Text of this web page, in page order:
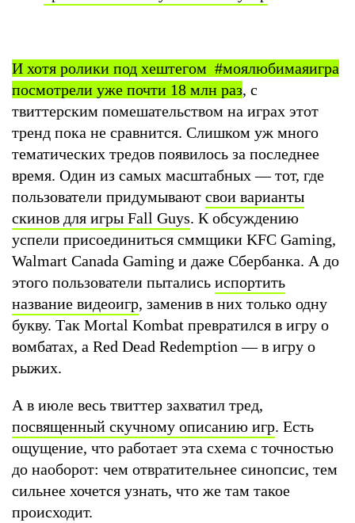
И хотя ролики под хештегом #моялюбимаяигра
посмотрели уже почти 18 млн раз, с
твиттерским помешательством на играх этот
тренд пока не сравнится. Слишком уж много
тематических тредов появилось за последнее
время. Один из самых масштабных — тот, где
пользователи придумывают свои варианты
скинов для игры Fall Guys. К обсуждению
успели присоединиться сммщики KFC Gaming,
Walmart Canada Gaming и даже Сбербанка. А до
этого пользователи пытались испортить
название видеоигр, заменив в них только одну
букву. Так Mortal Kombat превратился в игру о
вомбатах, а Red Dead Redemption — в игру о
рыжих.
А в июле весь твиттер захватил тред,
посвященный скучному описанию игр. Есть
ощущение, что работает эта схема с точностью
до наоборот: чем отвратительнее синопсис, тем
сильнее хочется узнать, что же там такое
происходит.